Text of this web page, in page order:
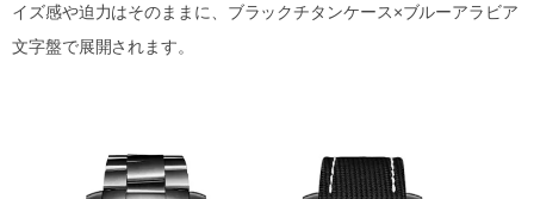
イズ感や迫力はそのままに、ブラックチタンケース×ブルーアラビア
文字盤で展開されます。